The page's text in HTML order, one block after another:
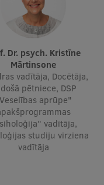
Mārtinsone
vadītāja, Docētāja,
pētniece, DSP
aprūpe"
vadītāja,
studiju virziena
vadītāja